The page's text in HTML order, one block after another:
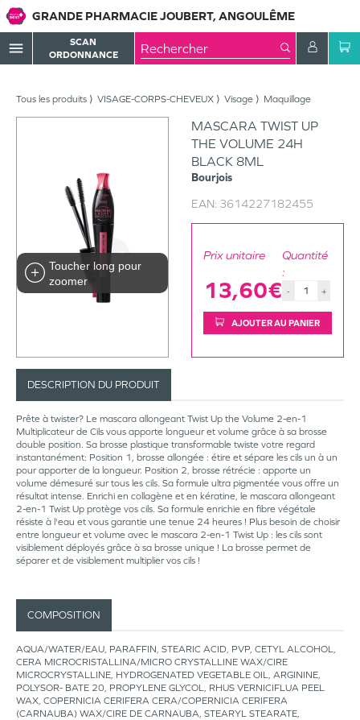
GRANDE PHARMACIE JOUBERT, ANGOULÊME
menu
SCAN
ORDONNANCE
Tous les produits VISAGE-CORPS-CHEVEUX Visage Maquillage
Toucher long pour
zoomer
MASCARA TWIST UP
THE VOLUME 24H
BLACK 8ML
Bourjois
EAN: 3614227182455
Prix unitaire
13,60€
Quantité
:
- +
AJOUTER AU PANIER
DESCRIPTION DU PRODUIT
Prête à twister? Le mascara allongeant Twist Up the Volume 2-en-1
Multiplicateur de Cils vous apporte longueur et volume grâce à sa brosse
double position. Sa brosse plastique transformable twiste votre regard
instantanément: Position 1, brosse allongée : étire et sépare les cils un à un
pour apporter de la longueur. Position 2, brosse rétrécie : apporte un
volume démesuré sur tous les cils. Sa formule ultra pigmentée vous offre un
résultat intense. Enrichi en collagène et en kératine, le mascara allongeant
2-en-1 Twist Up protège vos cils. Sa formule enrichie en fibre végétale
résiste à l'eau et vous garantie une tenue 24 heures ! Plus besoin de choisir
entre longueur et volume avec le mascara 2-en-1 Twist Up : les cils sont
visiblement déployés grâce à sa brosse unique ! La brosse permet de
séparer et de visiblement multiplier vos cils !
COMPOSITION
AQUA/WATER/EAU, PARAFFIN, STEARIC ACID, PVP, CETYL ALCOHOL,
CERA MICROCRISTALLINA/MICRO CRYSTALLINE WAX/CIRE
MICROCRYSTALLINE, HYDROGENATED VEGETABLE OIL, ARGININE,
POLYSOR- BATE 20, PROPYLENE GLYCOL, RHUS VERNICIFLUA PEEL
WAX, COPERNICIA CERIFERA CERA/COPERNICIA CERIFERA
(CARNAUBA) WAX/CIRE DE CARNAUBA, STEARYL STEARATE,